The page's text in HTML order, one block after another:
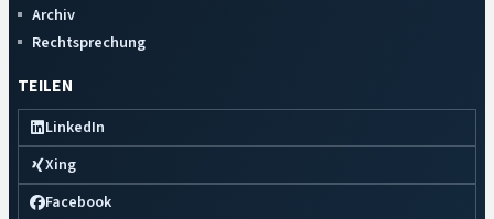
Archiv
Rechtsprechung
TEILEN
LinkedIn
Xing
Facebook